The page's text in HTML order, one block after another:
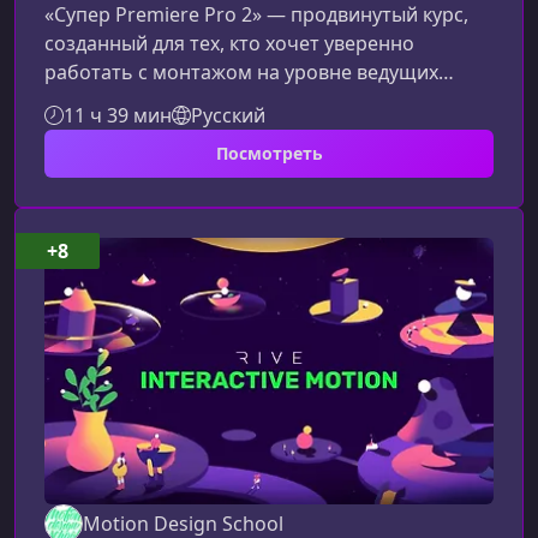
«Супер Premiere Pro 2» — продвинутый курс,
созданный для тех, кто хочет уверенно
работать с монтажом на уровне ведущих
киношкол мира. Здесь вы углубитесь в теорию,
освоите профессиональные инструменты
Premiere Pro и научитесь собирать сцены так,
курс «Супер Premiere Pro 2»
уникальнымПрограмма построена по
методике топовых мировых киношкол:
сначала — глубокая теория монтажа, затем —
полноценная практика
11 ч 39 мин Русский
Посмотреть
Motion Design School
+8